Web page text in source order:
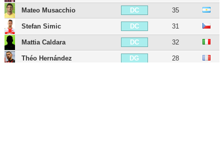
Mateo Musacchio DC 35
Stefan Simic DC 31
Mattia Caldara DC 32
Théo Hernández DG 28